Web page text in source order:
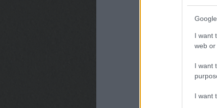
I want
web or
I want
I want